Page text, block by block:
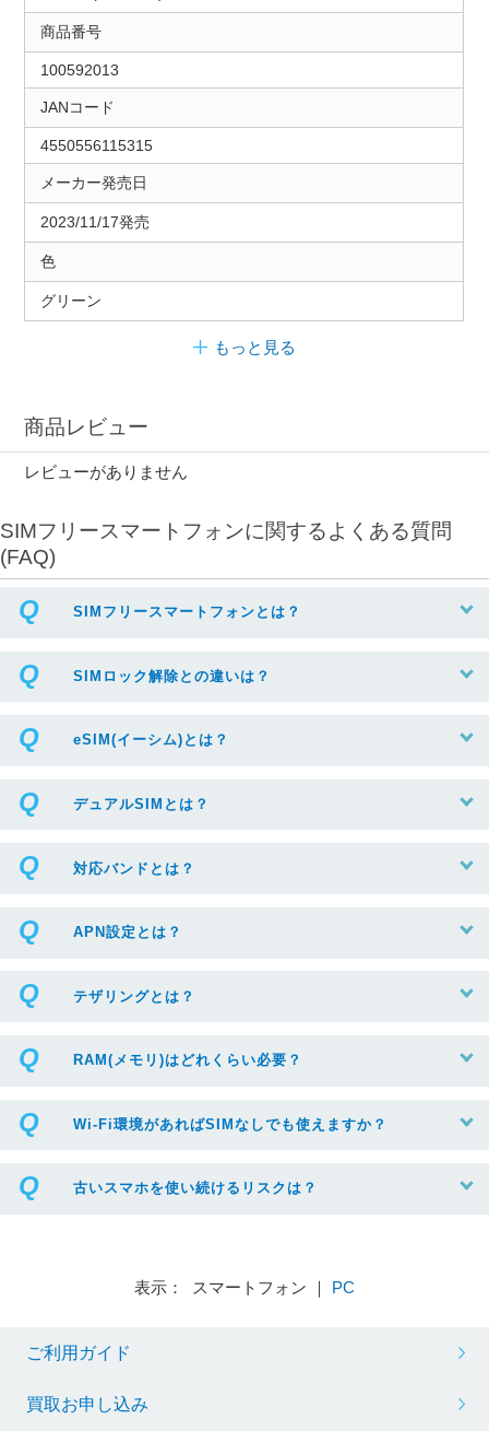
商品番号
100592013
JANコード
4550556115315
メーカー発売日
2023/11/17発売
色
グリーン
もっと見る
商品レビュー
レビューがありません
SIMフリースマートフォンに関するよくある質問
(FAQ)
SIMフリースマートフォンとは？
SIMロック解除との違いは？
eSIM(イーシム)とは？
デュアルSIMとは？
対応バンドとは？
APN設定とは？
テザリングとは？
RAM(メモリ)はどれくらい必要？
Wi-Fi環境があればSIMなしでも使えますか？
古いスマホを使い続けるリスクは？
表示： スマートフォン ｜ PC
ご利用ガイド
買取お申し込み